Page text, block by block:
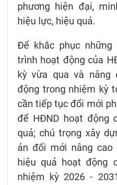
phương hiện đại,
hiệu lực, hiệu quả.
Để khắc phục
trình hoạt động của
kỳ vừa qua và nâng
động trong nhiệm kỳ
cần tiếp tục đổi mới
để HĐND hoạt động
quả; chú trọng xây
án đổi mới nâng cao
hiệu quả hoạt động
nhiệm kỳ 2026 -